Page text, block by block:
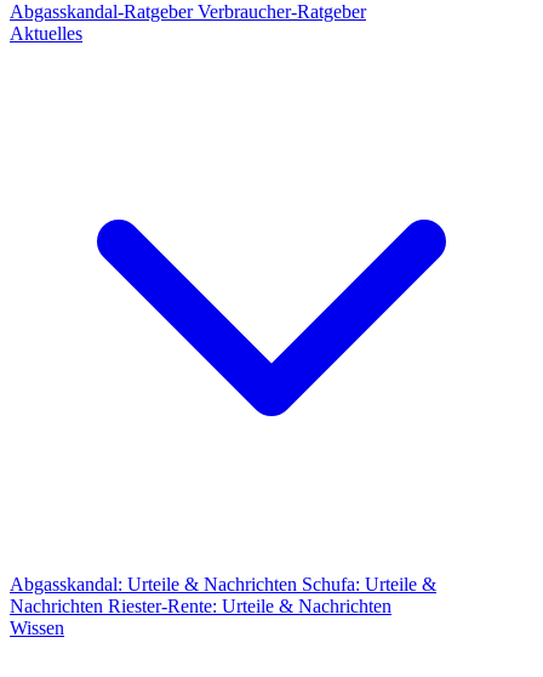
Abgasskandal-RatgeberVerbraucher-Ratgeber
Aktuelles
Abgasskandal: Urteile & Nachrichten Schufa: Urteile &
Nachrichten Riester-Rente: Urteile & Nachrichten
Wissen